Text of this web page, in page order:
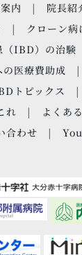
内
院長紹
クローン病
（IBD）の治験
医療費助成
トピックス
れ
よくあ
合わせ